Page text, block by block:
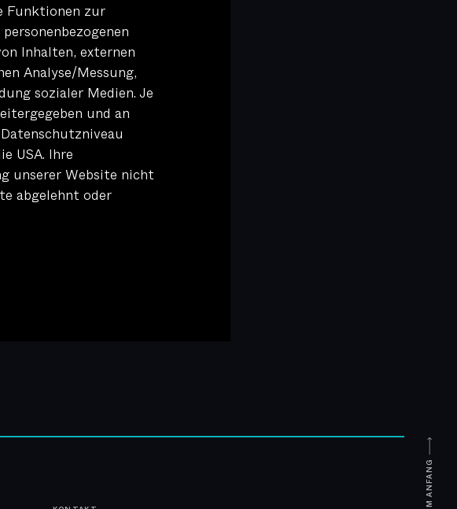
Funktionen zur
Inhalten, externen
Analyse/Messung,
sozialer Medien. Je
und an
USA. Ihre
unserer Website nicht
abgelehnt oder
ZUM ANFANG 🡒